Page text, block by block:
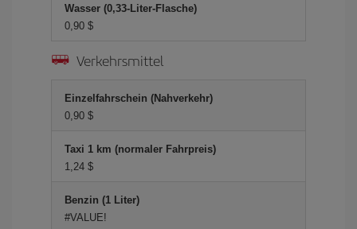
Wasser (0,33-Liter-Flasche)
0,90 $
Verkehrsmittel
Einzelfahrschein (Nahverkehr)
0,90 $
Taxi 1 km (normaler Fahrpreis)
1,24 $
Benzin (1 Liter)
#VALUE!